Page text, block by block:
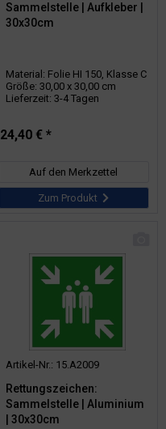
Sammelstelle | Aufkleber |
30x30cm
Material: Folie HI 150, Klasse C
Größe: 30,00 x 30,00 cm
Lieferzeit: 3-4 Tagen
24,40 € *
Auf den Merkzettel
Zum Produkt
Artikel-Nr.: 15.A2009
Rettungszeichen:
Sammelstelle | Aluminium
| 30x30cm